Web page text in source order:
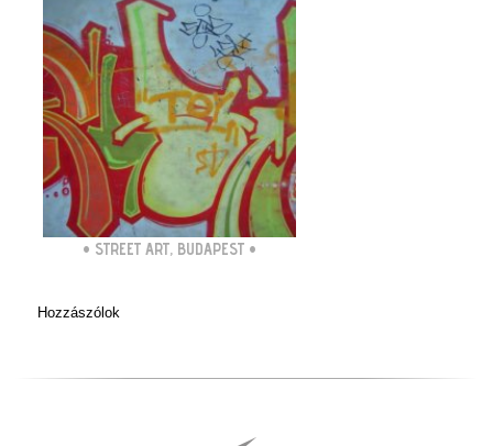
• STREET ART, BUDAPEST •
Hozzászólok